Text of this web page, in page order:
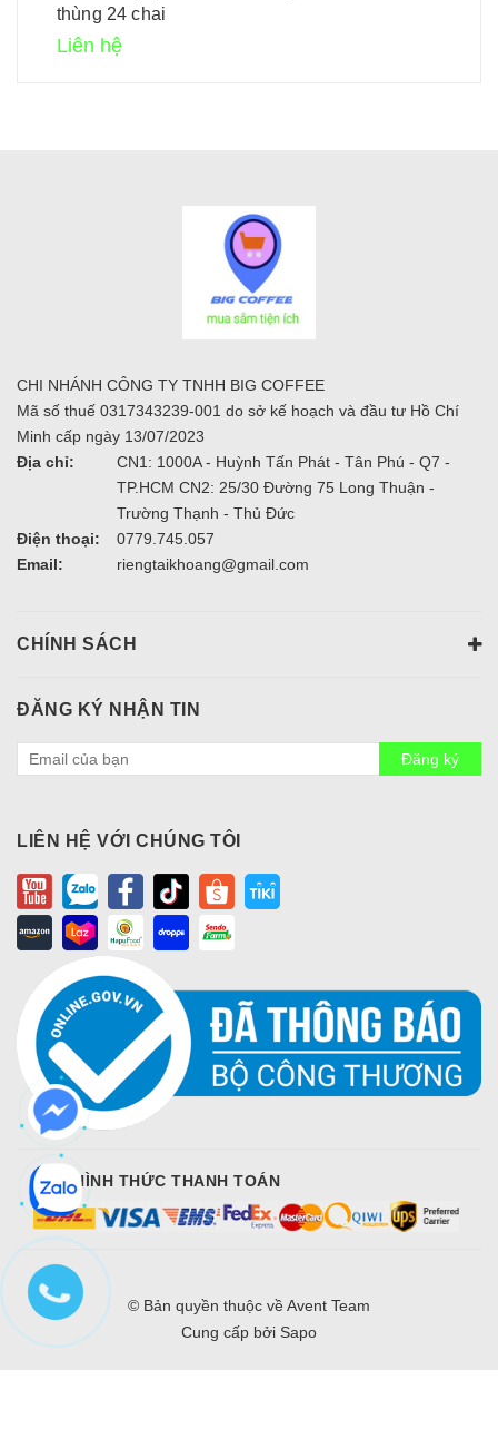
thùng 24 chai
Liên hệ
CHI NHÁNH CÔNG TY TNHH BIG COFFEE
Mã số thuế 0317343239-001 do sở kế hoạch và đầu tư Hồ Chí
Minh cấp ngày 13/07/2023
Địa chỉ:
CN1: 1000A - Huỳnh Tấn Phát - Tân Phú - Q7 -
TP.HCM CN2: 25/30 Đường 75 Long Thuận -
Trường Thạnh - Thủ Đức
Điện thoại:
0779.745.057
Email:
riengtaikhoang@gmail.com
CHÍNH SÁCH
ĐĂNG KÝ NHẬN TIN
Đăng ký
LIÊN HỆ VỚI CHÚNG TÔI
CÁC HÌNH THỨC THANH TOÁN
© Bản quyền thuộc về Avent Team
Cung cấp bởi Sapo